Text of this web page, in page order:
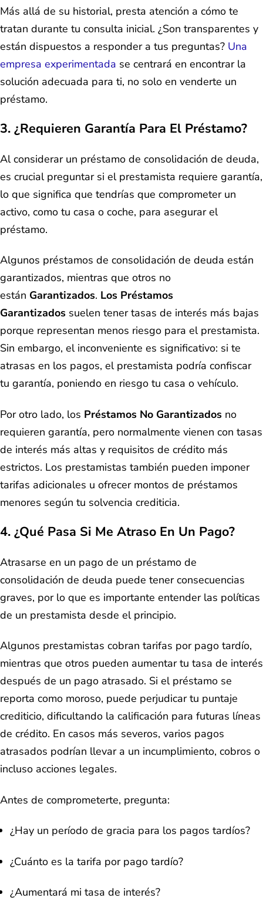
Más allá de su historial, presta atención a cómo te
tratan durante tu consulta inicial. ¿Son transparentes y
están dispuestos a responder a tus preguntas? Una
empresa experimentada se centrará en encontrar la
solución adecuada para ti, no solo en venderte un
préstamo.
3. ¿Requieren Garantía Para El Préstamo?
Al considerar un préstamo de consolidación de deuda,
es crucial preguntar si el prestamista requiere garantía,
lo que significa que tendrías que comprometer un
activo, como tu casa o coche, para asegurar el
préstamo.
Algunos préstamos de consolidación de deuda están
garantizados, mientras que otros no
están Garantizados. Los Préstamos
Garantizados suelen tener tasas de interés más bajas
porque representan menos riesgo para el prestamista.
Sin embargo, el inconveniente es significativo: si te
atrasas en los pagos, el prestamista podría confiscar
tu garantía, poniendo en riesgo tu casa o vehículo.
Por otro lado, los Préstamos No Garantizados no
requieren garantía, pero normalmente vienen con tasas
de interés más altas y requisitos de crédito más
estrictos. Los prestamistas también pueden imponer
tarifas adicionales u ofrecer montos de préstamos
menores según tu solvencia crediticia.
4. ¿Qué Pasa Si Me Atraso En Un Pago?
Atrasarse en un pago de un préstamo de
consolidación de deuda puede tener consecuencias
graves, por lo que es importante entender las políticas
de un prestamista desde el principio.
Algunos prestamistas cobran tarifas por pago tardío,
mientras que otros pueden aumentar tu tasa de interés
después de un pago atrasado. Si el préstamo se
reporta como moroso, puede perjudicar tu puntaje
crediticio, dificultando la calificación para futuras líneas
de crédito. En casos más severos, varios pagos
atrasados podrían llevar a un incumplimiento, cobros o
incluso acciones legales.
Antes de comprometerte, pregunta:
¿Hay un período de gracia para los pagos tardíos?
¿Cuánto es la tarifa por pago tardío?
¿Aumentará mi tasa de interés?